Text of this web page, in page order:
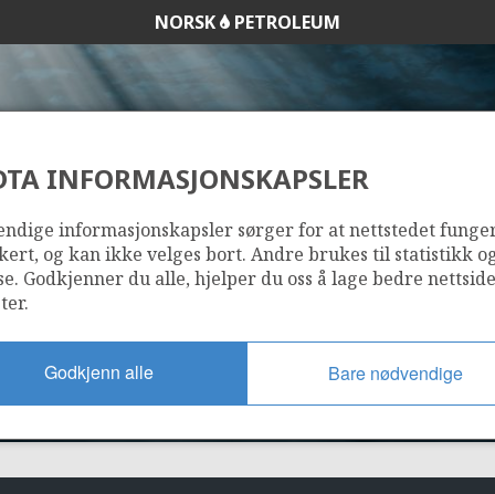
NORSK PETROLEUM
1246
INFORMASJONSKAPSLER
informasjonskapsler sørger for at nettstedet
og kan ikke velges bort. Andre brukes til statistikk
Godkjenner du alle, hjelper du oss å lage bedre
Godkjenn alle Bare nødvendige